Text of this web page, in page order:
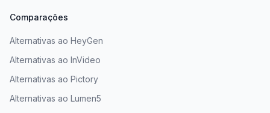
Comparações
Alternativas ao HeyGen
Alternativas ao InVideo
Alternativas ao Pictory
Alternativas ao Lumen5